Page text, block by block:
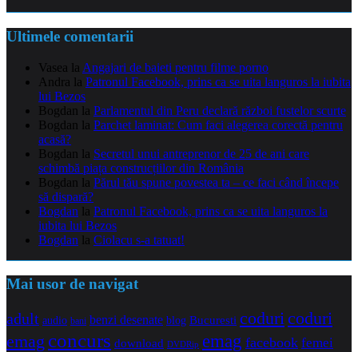
Ultimele comentarii
Vasea la Angajari de baieti pentru filme porno
Andra la Patronul Facebook, prins ca se uita languros la iubita
lui Bezos
Bogdan la Parlamentul din Peru declară război fustelor scurte
Bogdan la Parchet laminat: Cum faci alegerea corectă pentru
acasă?
Bogdan la Secretul unui antreprenor de 25 de ani care
schimbă piața construcțiilor din România
Bogdan la Părul tău spune povestea ta – ce faci când începe
să dispară?
Bogdan la Patronul Facebook, prins ca se uita languros la
iubita lui Bezos
Bogdan la Ciolacu s-a tatuat!
Mai usor de navigat
adult audio bani benzi desenate blog Bucuresti coduricoduri
emag concurs download DVDRip emag facebook femei